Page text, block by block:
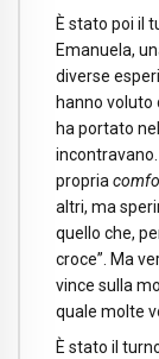
È stato poi il
Emanuela,
diverse
hanno voluto
ha portato
incontravano.
propria
altri, ma
quello che,
croce”. Ma
vince sulla
quale molte
È stato il